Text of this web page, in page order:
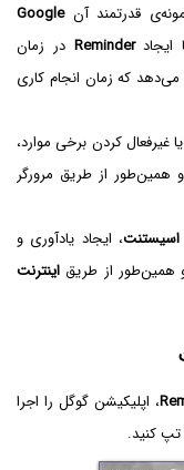
قدرتمند آنGoogle
ایجادReminder در زمان
که زمان انجام کاری
غیرفعال کردن برخی موارد،
و همین‌طور از طریق مرورگر
، ایجاد یادآوری و
همین‌طور از طریق اینترنت
، اپلیکیشن گوگل را اجرا
کنید.